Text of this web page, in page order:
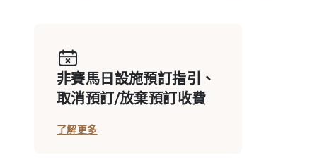
私用廂房: 第一座看台二樓
會員私用廂房 D713
非賽馬日設施預訂指引、
取消預訂/放棄預訂收費
了解更多